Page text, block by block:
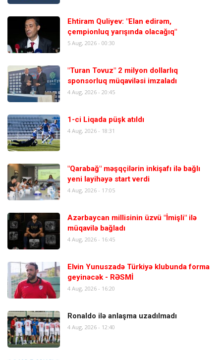
Ehtiram Quliyev: "Elan edirəm,
çempionluq yarışında olacağıq"
5 Aug, 2026 - 00:30
"Turan Tovuz" 2 milyon dollarlıq
sponsorluq müqaviləsi imzaladı
4 Aug, 2026 - 20:45
1-ci Liqada püşk atıldı
4 Aug, 2026 - 18:31
"Qarabağ" məşqçilərin inkişafı ilə bağlı
yeni layihəyə start verdi
4 Aug, 2026 - 17:05
Azərbaycan millisinin üzvü "İmişli" ilə
müqavilə bağladı
4 Aug, 2026 - 16:45
Elvin Yunuszadə Türkiyə klubunda forma
geyinəcək - RƏSMİ
4 Aug, 2026 - 16:20
Ronaldo ilə anlaşma uzadılmadı
4 Aug, 2026 - 12:40